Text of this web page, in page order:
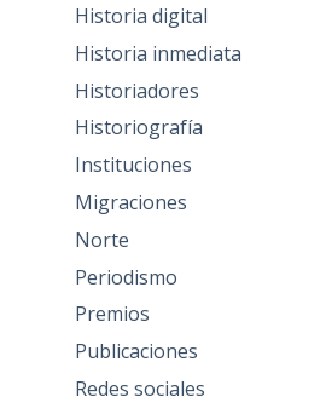
Historia digital
Historia inmediata
Historiadores
Historiografía
Instituciones
Migraciones
Norte
Periodismo
Premios
Publicaciones
Redes sociales